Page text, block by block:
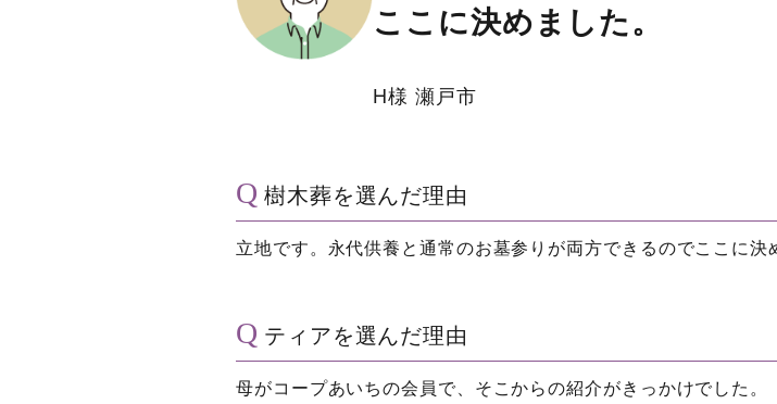
ここに決めました。
H様 瀬戸市
樹木葬を選んだ理由
立地です。永代供養と通常のお墓参りが両方できるのでここに決
ティアを選んだ理由
母がコープあいちの会員で、そこからの紹介がきっかけでした。